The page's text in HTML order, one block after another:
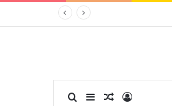
ورودنوشته تصادفی
سایدبارجستجو برای